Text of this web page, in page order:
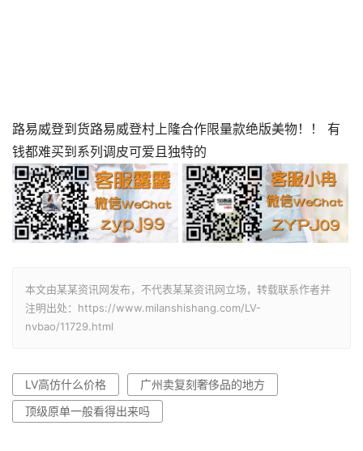
路易威登到货路易威登村上隆合作限量款绝版美物！！ 有
钱都难买到系列调皮可爱且独特的
本文由某某资讯网发布，不代表某某资讯网立场，转载联系作者并
注明出处：https://www.milanshishang.com/LV-
nvbao/11729.html
LV高仿什么价格
广州卖复刻奢侈品的地方
顶级原单一般看得出来吗